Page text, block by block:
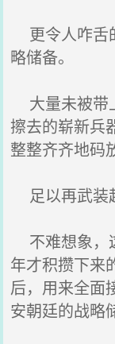
更令人咋舌
略储备。
大量未被带
擦去的崭新兵
整整齐齐地码
足以再武装
不难想象，
年才积攒下来
后，用来全面
安朝廷的战略